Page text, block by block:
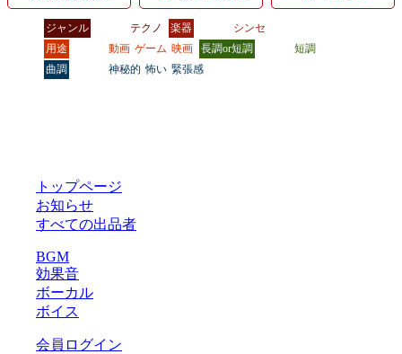
ジャンル テクノ 楽器
シンセ
用途
動画 ゲーム 映画 長調or短調
短調
曲調
神秘的 怖い 緊張感
トップページ
お知らせ
すべての出品者
BGM
効果音
ボーカル
ボイス
会員ログイン